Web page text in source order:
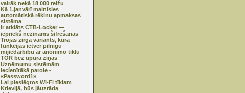
vairāk nekā 18 000 reižu
Kā 1.janvārī mainīsies
automātiskā rēķinu apmaksas
sistēma
Ir atklāts CTB-Locker —
iepriekš nezināms šifrēšanas
Trojas zirga variants, kura
funkcijas ietver pilnīgu
mijiedarbību ar anonīmo tīklu
TOR bez upura ziņas
Uzņēmumu sistēmām
iecienītākā parole -
«Password1»
Lai pieslēgtos Wi-Fi tīklam
Krievijā, būs jāuzrāda